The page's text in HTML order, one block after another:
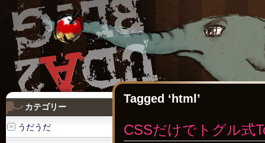
Tagged ‘html’
CSSだけでトグル式
カテゴリー
うだうだ